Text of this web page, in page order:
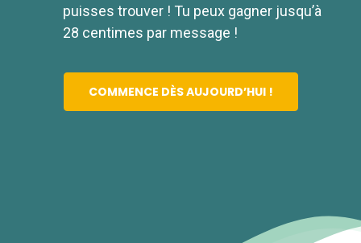
puisses trouver ! Tu peux gagner jusqu’à
28 centimes par message !
COMMENCE DÈS AUJOURD’HUI !